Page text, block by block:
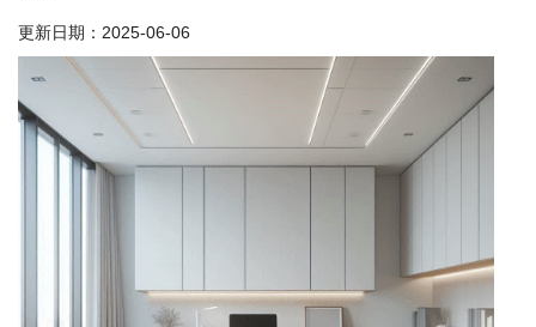
更新日期： 2025-06-06